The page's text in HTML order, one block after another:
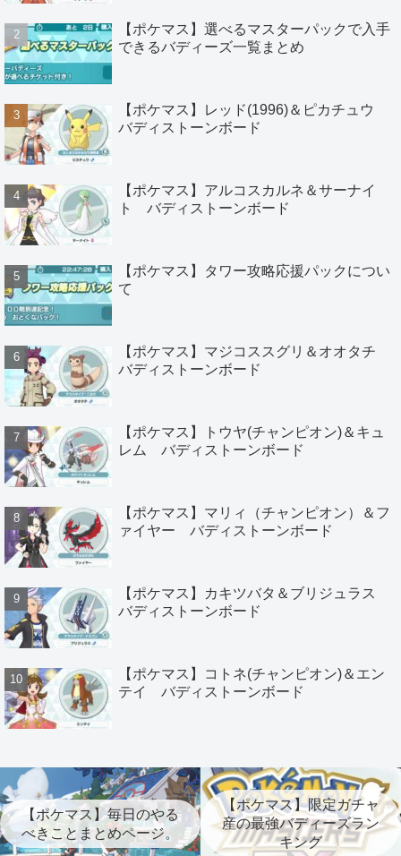
【ポケマス】選べるマスターパックで入手
できるバディーズ一覧まとめ
【ポケマス】レッド(1996)＆ピカチュウ
バディストーンボード
【ポケマス】アルコスカルネ＆サーナイ
ト バディストーンボード
【ポケマス】タワー攻略応援パックについ
て
【ポケマス】マジコススグリ＆オオタチ
バディストーンボード
【ポケマス】トウヤ(チャンピオン)＆キュ
レム バディストーンボード
【ポケマス】マリィ（チャンピオン）＆フ
ァイヤー バディストーンボード
【ポケマス】カキツバタ＆ブリジュラス
バディストーンボード
【ポケマス】コトネ(チャンピオン)＆エン
テイ バディストーンボード
【ポケマス】毎日のやる
べきことまとめページ。
【ポケマス】限定ガチャ
産の最強バディーズラン
キング